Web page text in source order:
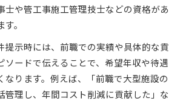
士や管工事施工管理技士などの資格があ
。
提示時には、前職での実績や具体的な貢
ソードで伝えることで、希望年収や待遇
なります。例えば、「前職で大型施設の
管理し、年間コスト削減に貢献した」な